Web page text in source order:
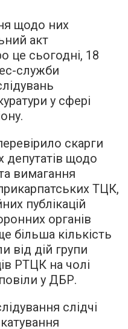
щодо них
акт
це сьогодні, 18
служби
у сфері
скарги
депутатів щодо
вимагання
ТЦК,
публікацій
органів
більша кількість
від дій групи
РТЦК на чолі
у ДБР.
слідчі